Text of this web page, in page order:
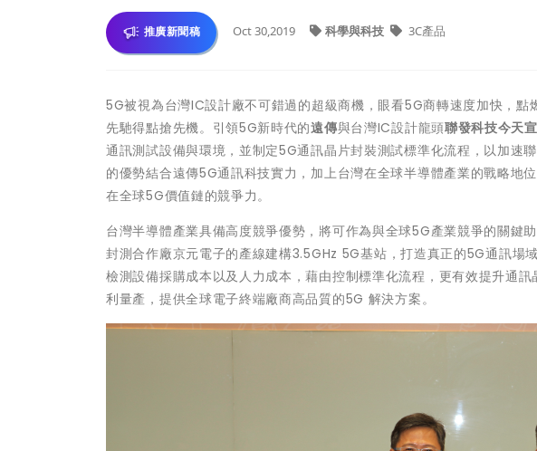
推廣新聞稿 Oct 30,2019 科學與科技 3C產品
5G被視為台灣IC設計廠不可錯過的超級商機，眼看5G商轉速度加快，
先馳得點搶先機。引領5G新時代的遠傳與台灣IC設計龍頭聯發科技今天
通訊測試設備與環境，並制定5G通訊晶片封裝測試標準化流程，以加速
的優勢結合遠傳5G通訊科技實力，加上台灣在全球半導體產業的戰略地
在全球5G價值鏈的競爭力。
台灣半導體產業具備高度競爭優勢，將可作為與全球5G產業競爭的關鍵
封測合作廠京元電子的產線建構3.5GHz 5G基站，打造真正的5G通訊場
檢測設備採購成本以及人力成本，藉由控制標準化流程，更有效提升通
利量產，提供全球電子終端廠商高品質的5G 解決方案。